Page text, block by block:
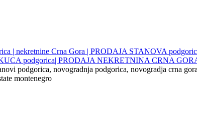
| nekretnine Crna Gora | PRODAJA STANOVA
podgorica| PRODAJA NEKRETNINA CRNA
podgorica, novogradnja podgorica, novogradja crna
montenegro